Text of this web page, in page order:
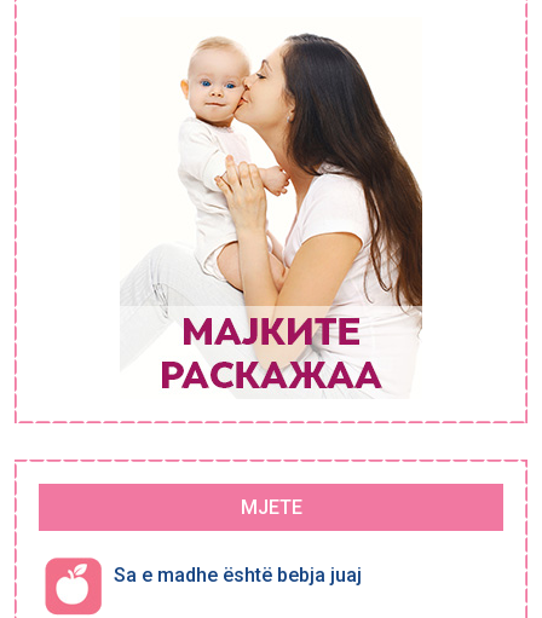
MJETE
Sa e madhe është bebja juaj